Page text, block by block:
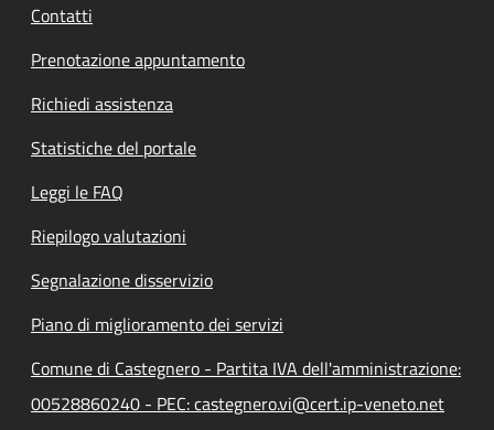
Contatti
Prenotazione appuntamento
Richiedi assistenza
Statistiche del portale
Leggi le FAQ
Riepilogo valutazioni
Segnalazione disservizio
Piano di miglioramento dei servizi
Comune di Castegnero - Partita IVA dell'amministrazione:
00528860240 - PEC: castegnero.vi@cert.ip-veneto.net